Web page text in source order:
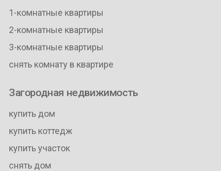
1-комнатные квартиры
2-комнатные квартиры
3-комнатные квартиры
снять комнату в квартире
Загородная недвижимость
купить дом
купить коттедж
купить участок
снять дом